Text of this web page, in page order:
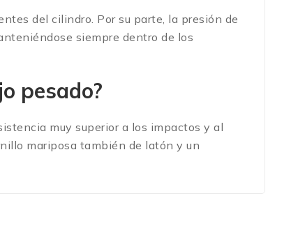
del cilindro. Por su parte, la presión de
siempre dentro de los
pesado?
muy superior a los impactos y al
mariposa también de latón y un